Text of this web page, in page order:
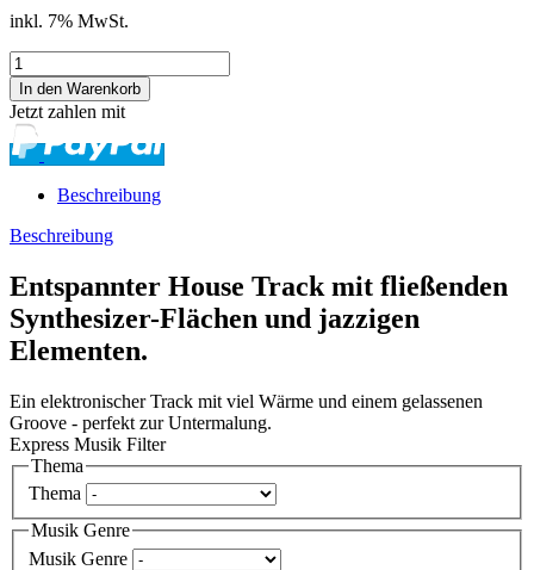
inkl. 7% MwSt.
Jetzt zahlen mit
Beschreibung
Beschreibung
Entspannter House Track mit fließenden
Synthesizer-Flächen und jazzigen
Elementen.
Ein elektronischer Track mit viel Wärme und einem gelassenen
Groove - perfekt zur Untermalung.
Express Musik Filter
Thema
Thema
Musik Genre
Musik Genre